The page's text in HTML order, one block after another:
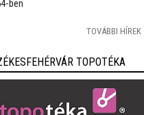
ben
TOVÁBBI HÍREK
TOPOTÉKA